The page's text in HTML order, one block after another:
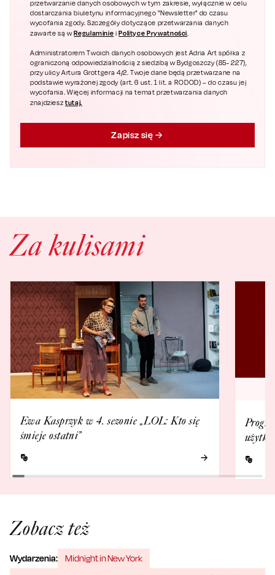
przetwarzanie danych osobowych w tym zakresie, wyłącznie w celu
dostarczania biuletynu informacyjnego "Newsletter" do czasu
wycofania zgody. Szczegóły dotyczące przetwarzania danych
zawarte są wRegulaminie i Polityce Prywatności.
Administratorem Twoich danych osobowych jest Adria Art spółka z
ograniczoną odpowiedzialnością z siedzibą w Bydgoszczy (85- 227),
przy ulicy Artura Grottgera 4/2. Twoje dane będą przetwarzane na
podstawie wyrażonej zgody (art. 6 ust. 1 lit. a RODOD) – do czasu jej
wycofania. Więcej informacji na temat przetwarzania danych
znajdziesztutaj.
Zapisz się
Za kulisami
Ewa Kasprzyk w 4. sezonie „LOL: Kto się
śmieje ostatni”
Zobacz też
Wydarzenia:
Midnight in New York